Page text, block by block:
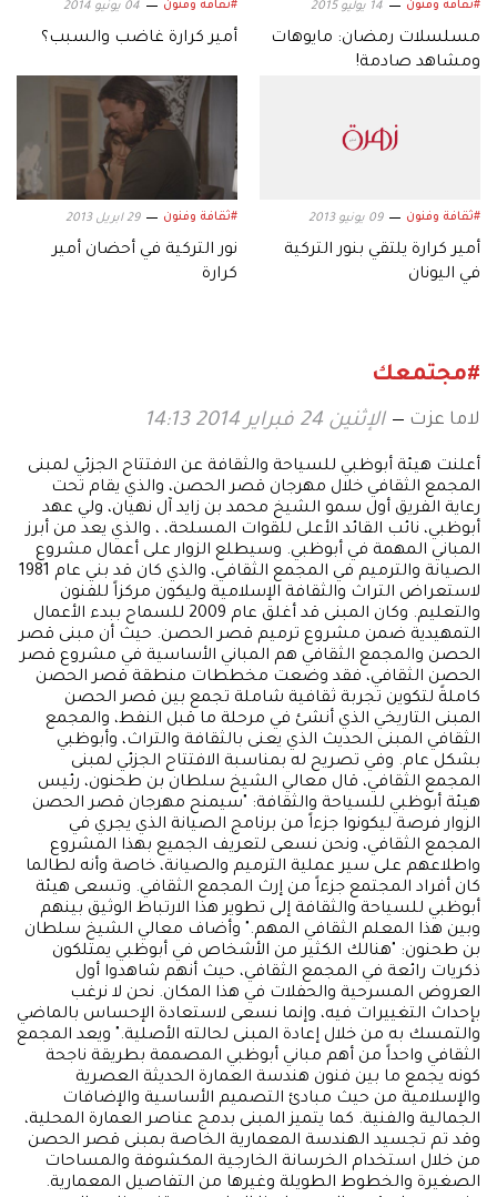
#ثقافة وفنون 14 يوليو 2015
مسلسلات رمضان: مايوهات
ومشاهد صادمة!
#ثقافة وفنون 04 يونيو 2014
أمير كرارة غاضب والسبب؟
#ثقافة وفنون 09 يونيو 2013
أمير كرارة يلتقي بنور التركية
في اليونان
#ثقافة وفنون 29 ابريل 2013
نور التركية في أحضان أمير
كرارة
#مجتمعك
لاما عزت الإثنين 24 فبراير 2014 14:13
أعلنت هيئة أبوظبي للسياحة والثقافة عن الافتتاح الجزئي لمبنى
المجمع الثقافي خلال مهرجان قصر الحصن، والذي يقام تحت
رعاية الفريق أول سمو الشيخ محمد بن زايد آل نهيان، ولي عهد
أبوظبي، نائب القائد الأعلى للقوات المسلحة، ، والذي يعد من أبرز
المباني المهمة في أبوظبي. وسيطلع الزوار على أعمال مشروع
الصيانة والترميم في المجمع الثقافي، والذي كان قد بني عام 1981
لاستعراض التراث والثقافة الإسلامية وليكون مركزاً للفنون
والتعليم. وكان المبنى قد أغلق عام 2009 للسماح ببدء الأعمال
التمهيدية ضمن مشروع ترميم قصر الحصن. حيث أن مبنى قصر
الحصن والمجمع الثقافي هم المباني الأساسية في مشروع قصر
الحصن الثقافي، فقد وضعت مخططات منطقة قصر الحصن
كاملةً لتكوين تجربة ثقافية شاملة تجمع بين قصر الحصن
المبنى التاريخي الذي أنشئ في مرحلة ما قبل النفط، والمجمع
الثقافي المبنى الحديث الذي يعنى بالثقافة والتراث، وأبوظبي
بشكل عام. وفي تصريح له بمناسبة الافتتاح الجزئي لمبنى
المجمع الثقافي، قال معالي الشيخ سلطان بن طحنون، رئيس
هيئة أبوظبي للسياحة والثقافة: "سيمنح مهرجان قصر الحصن
الزوار فرصة ليكونوا جزءاً من برنامج الصيانة الذي يجري في
المجمع الثقافي، ونحن نسعى لتعريف الجميع بهذا المشروع
واطلاعهم على سير عملية الترميم والصيانة، خاصة وأنه لطالما
كان أفراد المجتمع جزءاً من إرث المجمع الثقافي. وتسعى هيئة
أبوظبي للسياحة والثقافة إلى تطوير هذا الارتباط الوثيق بينهم
وبين هذا المعلم الثقافي المهم." وأضاف معالي الشيخ سلطان
بن طحنون: "هنالك الكثير من الأشخاص في أبوظبي يمتلكون
ذكريات رائعة في المجمع الثقافي، حيث أنهم شاهدوا أول
العروض المسرحية والحفلات في هذا المكان. نحن لا نرغب
بإحداث التغييرات فيه، وإنما نسعى لاستعادة الإحساس بالماضي
والتمسك به من خلال إعادة المبنى لحالته الأصلية." ويعد المجمع
الثقافي واحداً من أهم مباني أبوظبي المصممة بطريقة ناجحة
كونه يجمع ما بين فنون هندسة العمارة الحديثة العصرية
والإسلامية من حيث مبادئ التصميم الأساسية والإضافات
الجمالية والفنية. كما يتميز المبنى بدمج عناصر العمارة المحلية،
وقد تم تجسيد الهندسة المعمارية الخاصة بمبنى قصر الحصن
من خلال استخدام الخرسانة الخارجية المكشوفة والمساحات
الصغيرة والخطوط الطويلة وغيرها من التفاصيل المعمارية.